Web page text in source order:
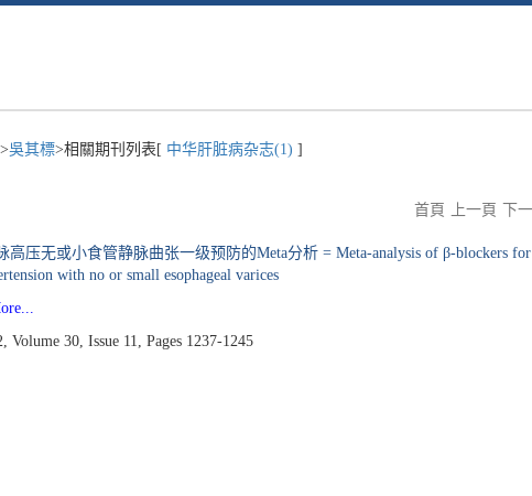
>吳其標>相關期刊列表[ 中华肝脏病杂志(1) ]
首頁 上一頁 下
压无或小食管静脉曲张一级预防的Meta分析 = Meta-analysis of β-blockers
with no or small esophageal varices
30, Issue 11, Pages 1237-1245